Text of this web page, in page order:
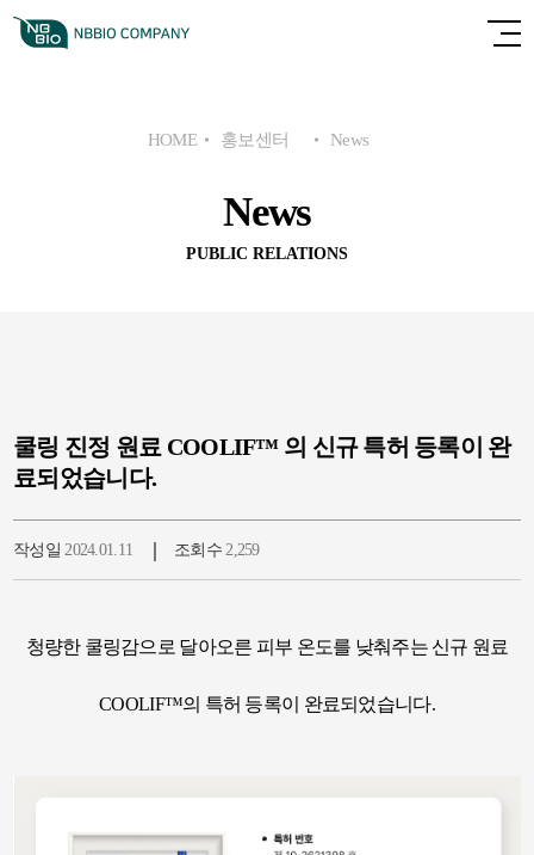
PUBLIC RELATIONS
News
HOME 홍보센터 News
쿨링 진정 원료 COOLIF™ 의 신규 특허 등록이 완
료되었습니다.
작성일 2024.01.11 조회수 2,259
청량한 쿨링감으로 달아오른 피부 온도를 낮춰주는 신규 원료
COOLIF™의 특허 등록이 완료되었습니다.